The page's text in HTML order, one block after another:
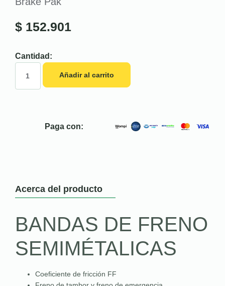
$ 152.901
Cantidad:
Añadir al carrito
Paga con:
Acerca del producto
BANDAS DE FRENO
SEMIMÉTALICAS
Coeficiente de fricción FF